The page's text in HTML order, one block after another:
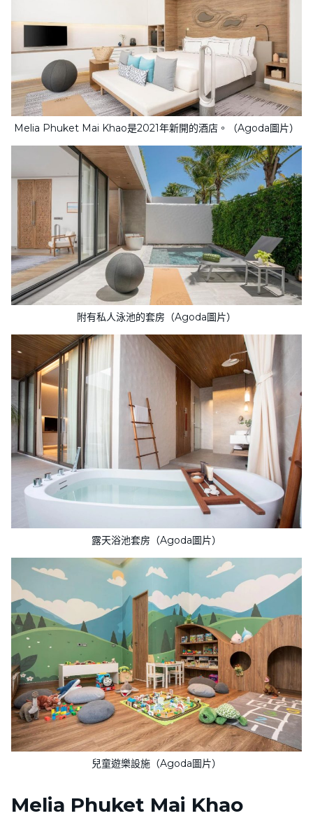
Melia Phuket Mai Khao是2021年新開的酒店。（Agoda圖片）
附有私人泳池的套房（Agoda圖片）
露天浴池套房（Agoda圖片）
兒童遊樂設施（Agoda圖片）
Melia Phuket Mai Khao